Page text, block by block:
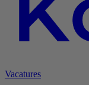
Vacatures